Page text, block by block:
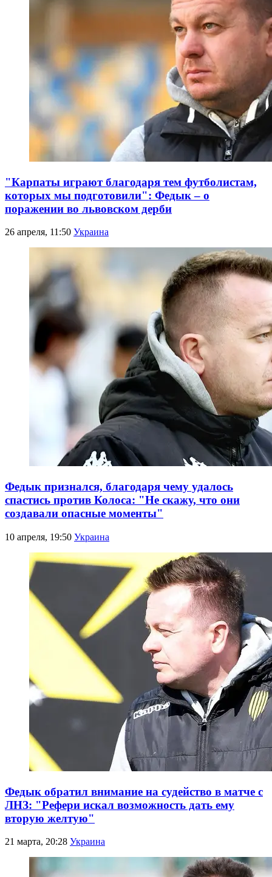
"Карпаты играют благодаря тем футболистам,
которых мы подготовили": Федык – о
поражении во львовском дерби
26 апреля, 11:50 Украина
Федык признался, благодаря чему удалось
спастись против Колоса: "Не скажу, что они
создавали опасные моменты"
10 апреля, 19:50 Украина
Федык обратил внимание на судейство в матче с
ЛНЗ: "Рефери искал возможность дать ему
вторую желтую"
21 марта, 20:28 Украина